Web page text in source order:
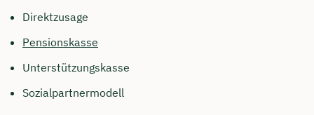
Direktzusage
Pensionskasse
Unterstützungskasse
Sozialpartnermodell